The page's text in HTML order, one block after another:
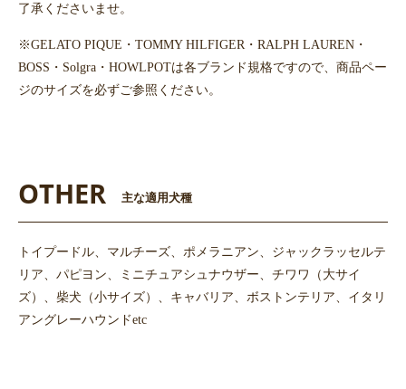
了承くださいませ。
※GELATO PIQUE・TOMMY HILFIGER・RALPH LAUREN・
BOSS・Solgra・HOWLPOTは各ブランド規格ですので、商品ペー
ジのサイズを必ずご参照ください。
OTHER 主な適用犬種
トイプードル、マルチーズ、ポメラニアン、ジャックラッセルテ
リア、パピヨン、ミニチュアシュナウザー、チワワ（大サイ
ズ）、柴犬（小サイズ）、キャバリア、ボストンテリア、イタリ
アングレーハウンドetc